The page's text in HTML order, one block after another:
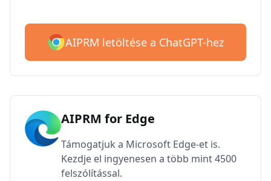
AIPRM letöltése a ChatGPT-hez
AIPRM for Edge
Támogatjuk a Microsoft Edge-et is.
Kezdje el ingyenesen a több mint 4500
felszólítással.